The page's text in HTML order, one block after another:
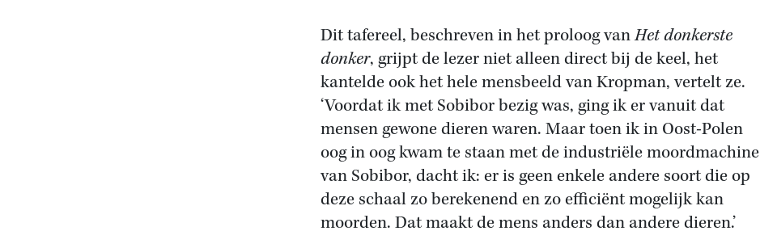
Dit tafereel, beschreven in het proloog vanHet donkerste
donker, grijpt de lezer niet alleen direct bij de keel, het
kantelde ook het hele mensbeeld van Kropman, vertelt ze.
‘Voordat ik met Sobibor bezig was, ging ik er vanuit dat
mensen gewone dieren waren. Maar toen ik in Oost-Polen
oog in oog kwam te staan met de industriële moordmachine
van Sobibor, dacht ik: er is geen enkele andere soort die op
deze schaal zo berekenend en zo efficiënt mogelijk kan
moorden. Dat maakt de mens anders dan andere dieren.’